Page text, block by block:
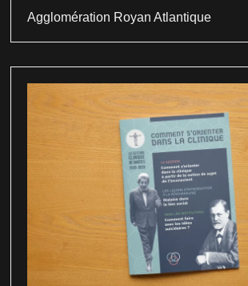
Agglomération Royan Atlantique